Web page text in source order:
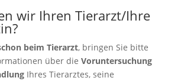
wir Ihren Tierarzt/Ihre
beim Tierarzt, bringen Sie bitte
über die Voruntersuchung
Ihres Tierarztes, seine